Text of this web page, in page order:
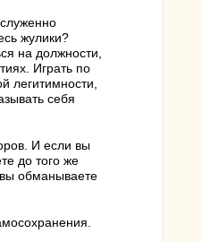
жулики?
на должности,
Играть по
легитимности,
себя
И если вы
до того же
обманываете